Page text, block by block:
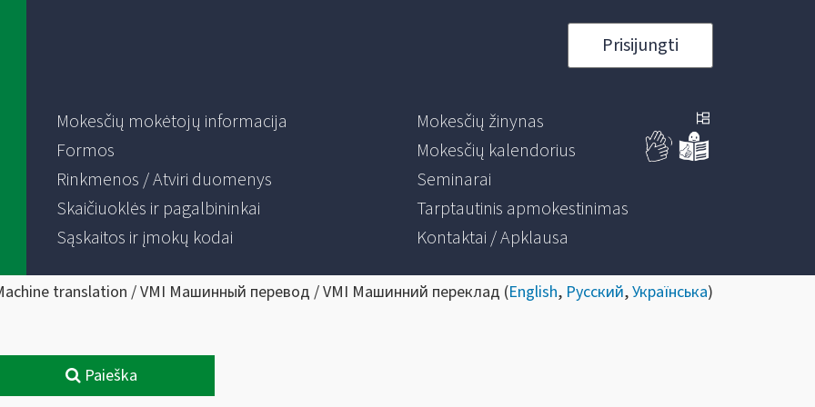
Prisijungti
Mokesčių mokėtojų informacija
Formos
Rinkmenos / Atviri duomenys
Skaičiuoklės ir pagalbininkai
Sąskaitos ir įmokų kodai
Mokesčių žinynas
Mokesčių kalendorius
Seminarai
Tarptautinis apmokestinimas
Kontaktai / Apklausa
translation / VMI Машинный перевод / VMI Машинний переклад (English, Русский,Українська)
Paieška